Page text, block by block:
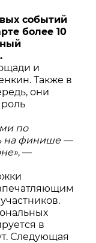
событий
более 10
и
Также в
они
по
на финише —
, —
в
Следующая